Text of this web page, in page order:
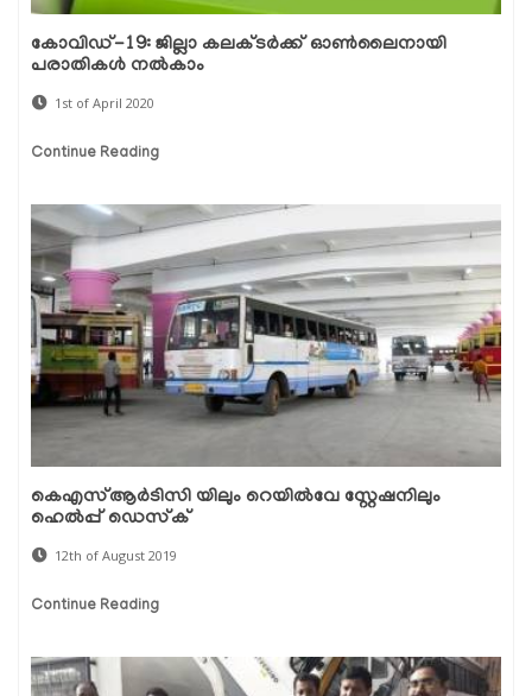
കോവിഡ്-19: ജില്ലാ കലക്ടര്‍ക്ക് ഓണ്‍ലൈനായി
പരാതികള്‍ നല്‍കാം
1st of April 2020
Continue Reading
കെഎസ്ആര്‍ടിസി യിലും റെയില്‍വേ സ്റ്റേഷനിലും
ഹെല്‍പ്പ് ഡെസ്‌ക്
12th of August 2019
Continue Reading